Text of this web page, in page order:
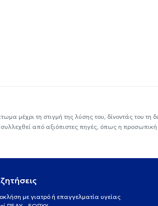
μέχρι τη στιγμή της λύσης του, δίνοντάς του τη
από αξιόπιστες πηγές, όπως η
με γιατρό ή επαγγελματία υγείας